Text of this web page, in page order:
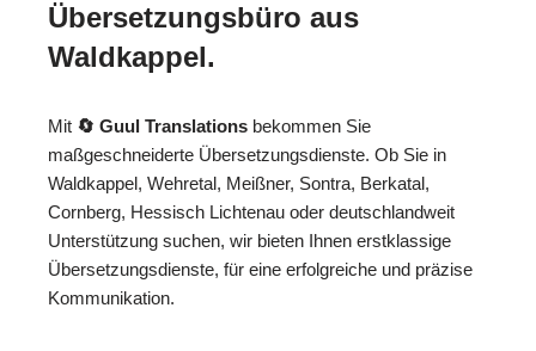
Übersetzungsbüro aus
Waldkappel.
Mit 🔄 Guul Translations bekommen Sie
maßgeschneiderte Übersetzungsdienste. Ob Sie in
Waldkappel, Wehretal, Meißner, Sontra, Berkatal,
Cornberg, Hessisch Lichtenau oder deutschlandweit
Unterstützung suchen, wir bieten Ihnen erstklassige
Übersetzungsdienste, für eine erfolgreiche und präzise
Kommunikation.